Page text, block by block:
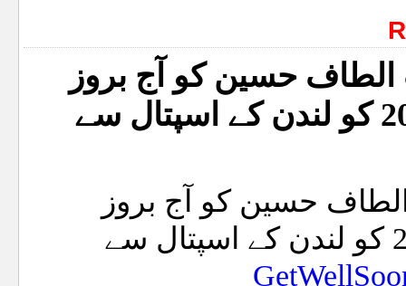
الطاف حسین کو آج بروز
جمعرات مورخہ 19 فروری 2026 کو لندن کے اسپتال سے
الطاف حسین کو آج بروز
جمعرات مورخہ 19 فروری 2026 کو لندن کے اسپتال سے